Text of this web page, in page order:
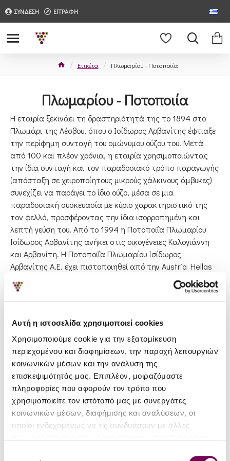
Αυτή η ιστοσελίδα χρησιμοποιεί cookies
Χρησιμοποιούμε cookie για την εξατομίκευση
περιεχομένου και διαφημίσεων, την παροχή λειτουργιών
κοινωνικών μέσων και την ανάλυση της
επισκεψιμότητάς μας. Επιπλέον, μοιραζόμαστε
πληροφορίες που αφορούν τον τρόπο που
χρησιμοποιείτε τον ιστότοπό μας με συνεργάτες
κοινωνικών μέσων, διαφήμισης και αναλύσεων, οι
οποίοι ενδεχομένως να τις συνδυάσουν με άλλες
ΣΥΝΔΕΣΗ ΕΓΓΡΑΦΗ
Ετικέτα Πλωμαρίου - Ποτοποιία
Πλωμαρίου - Ποτοποιία
Η εταιρία ξεκινάει τη δραστηριότητά της το 1894 στο
Πλωμάρι της Λέσβου, όπου ο Ισίδωρος Αρβανίτης έφτιαξε
την περίφημη συνταγή του ομώνυμου ούζου του. Μετά
από 100 και πλέον χρόνια, η εταιρία χρησιμοποιώντας
την ίδια συνταγή και τον παραδοσιακό τρόπο παραγωγής
(απόσταξη σε χειροποίητους μικρούς χάλκινους άμβυκες)
συνεχίζει να παράγει το ίδιο ούζο, μέσα σε μια
παραδοσιακή συσκευασία με κύριο χαρακτηριστικό της
τον φελλό, προσφέροντας την ίδια ισορροπημένη και
λεπτή γεύση του. Από το 1994 η Ποτοποιΐα Πλωμαρίου
Ισίδωρος Αρβανίτης ανήκει στις οικογένειες Καλογιάννη
και Αρβανίτη. Η Ποτοποιΐα Πλωμαρίου Ισίδωρος
Αρβανίτης Α.Ε. έχει πιστοποιηθεί από την Austria Hellas
για την εφαρμογή του συστήματος HACCP στην
παραγωγή, την εμφιάλωση και τη διανομή των
προϊόντων της. Το 2006 το Ούζο Πλωμαρίου Ισιδώρου
Wettbewerb με το αργυρό μετάλλιο.